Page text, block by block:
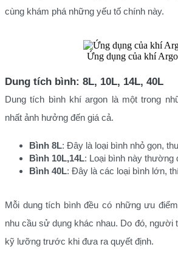
cùng khám phá những yếu tố chính này.
Ứng dụng của khí
Dung tích bình: 8L, 10L, 14L, 40L
Dung tích bình khí argon là một trong
nhất ảnh hưởng đến giá cả.
Bình 8L: Đây là loại bình nhỏ gọn,
Bình 10L,14L: Loại bình này thường
Bình 40L: Đây là các loại bình lớn,
Mỗi dung tích bình đều có những ưu
nhu cầu sử dụng khác nhau. Do đó, người
kỹ lưỡng trước khi đưa ra quyết định.